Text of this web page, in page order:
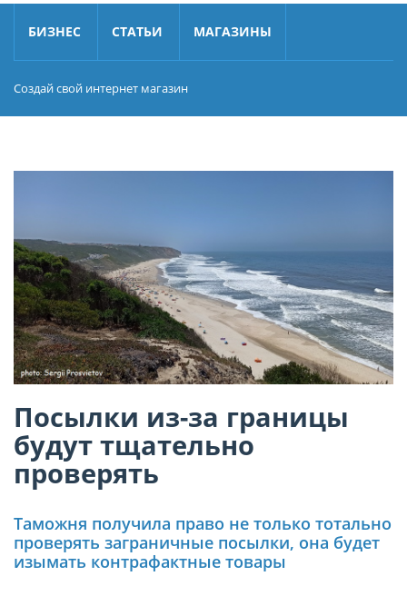
БИЗНЕС СТАТЬИ МАГАЗИНЫ
Создай свой интернет магазин
Посылки из-за границы
будут тщательно
проверять
Таможня получила право не только тотально
проверять заграничные посылки, она будет
изымать контрафактные товары